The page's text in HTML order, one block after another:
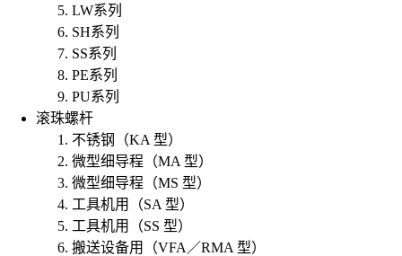
LW系列
SH系列
SS系列
PE系列
PU系列
滚珠螺杆
不锈钢（KA 型）
微型细导程（MA 型）
微型细导程（MS 型）
工具机用（SA 型）
工具机用（SS 型）
搬送设备用（VFA／RMA 型）